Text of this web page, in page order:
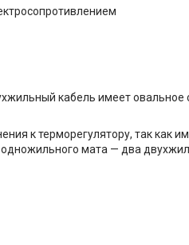
кабель имеет овальное
к терморегулятору, так как
мата — два